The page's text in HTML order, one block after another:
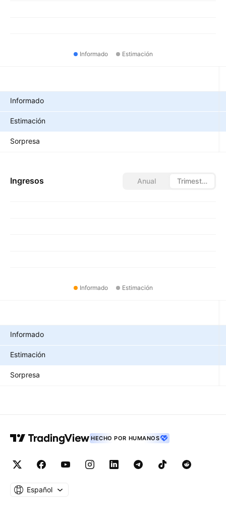
Informado Estimación
Informado
Estimación
Sorpresa
Ingresos Anual Trimestral
Informado Estimación
Informado
Estimación
Sorpresa
HECHO POR HUMANOS
Español